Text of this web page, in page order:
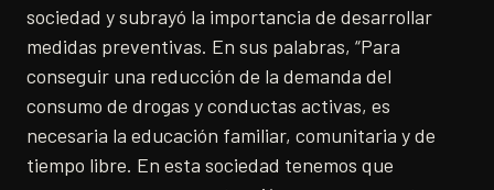
sociedad y subrayó la importancia de desarrollar
medidas preventivas. En sus palabras, “Para
conseguir una reducción de la demanda del
consumo de drogas y conductas activas, es
necesaria la educación familiar, comunitaria y de
tiempo libre. En esta sociedad tenemos que